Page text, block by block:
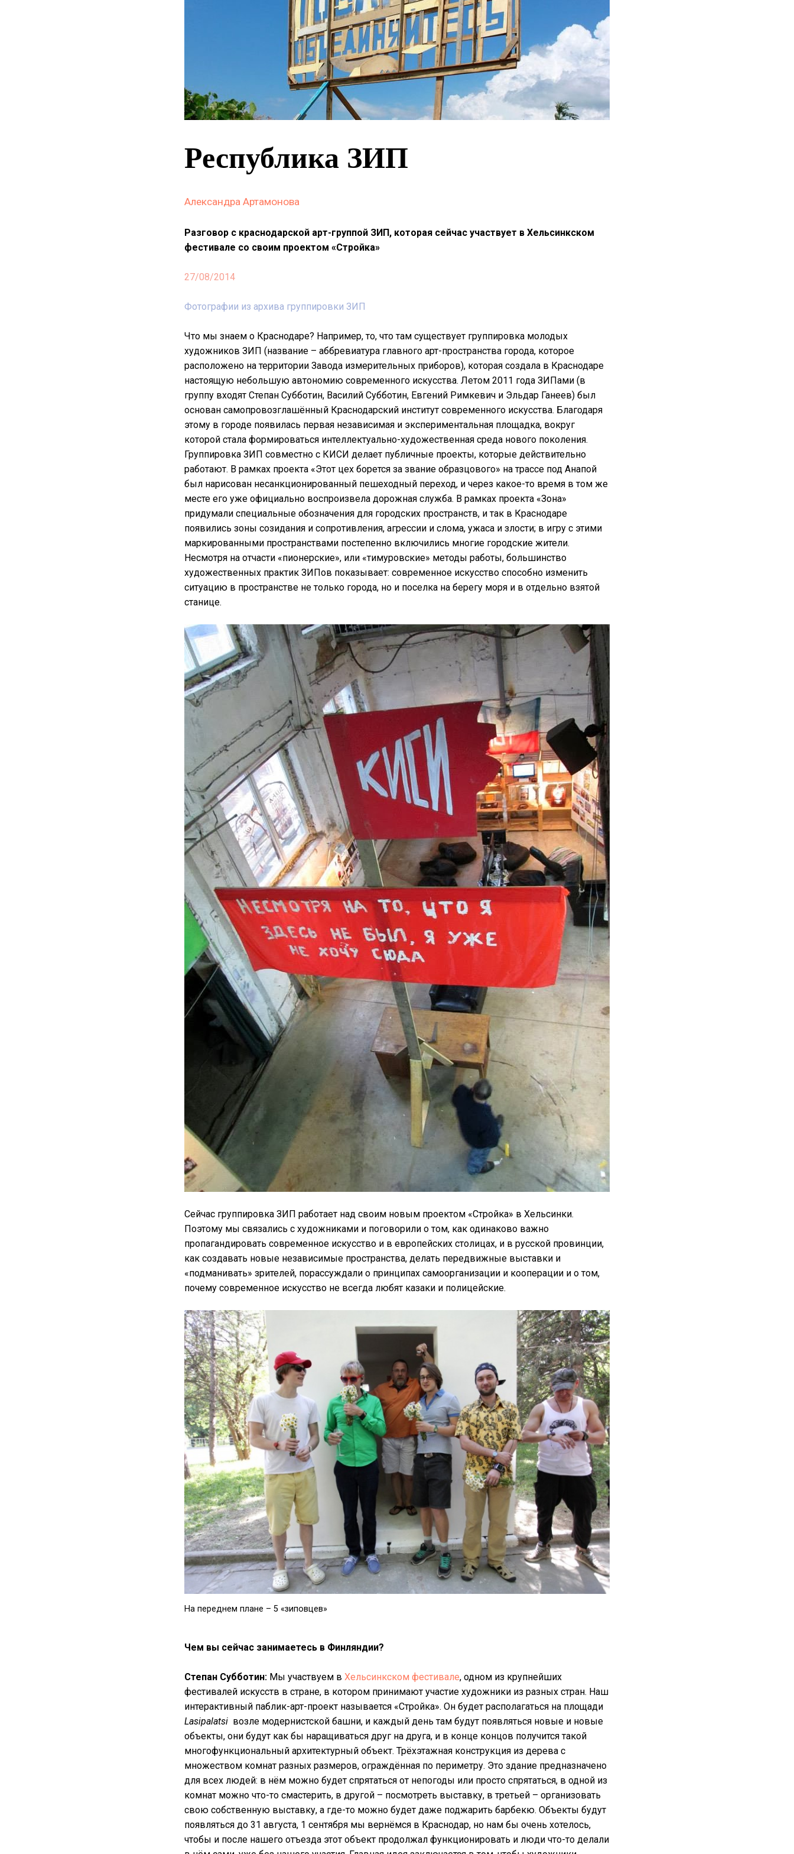
Республика ЗИП
Александра Артамонова
Разговор с краснодарской арт-группой ЗИП, которая сейчас участвует в Хельсинкском
фестивале со своим проектом «Стройка»
27/08/2014
Фотографии из архива группировки ЗИП
Что мы знаем о Краснодаре? Например, то, что там существует группировка молодых
художников ЗИП (название – аббревиатура главного арт-пространства города, которое
расположено на территории Завода измерительных приборов), которая создала в Краснодаре
настоящую небольшую автономию современного искусства. Летом 2011 года ЗИПами (в
группу входят Степан Субботин, Василий Субботин, Евгений Римкевич и Эльдар Ганеев) был
основан самопровозглашённый Краснодарский институт современного искусства. Благодаря
этому в городе появилась первая независимая и экспериментальная площадка, вокруг
которой стала формироваться интеллектуально-художественная среда нового поколения.
Группировка ЗИП совместно с КИСИ делает публичные проекты, которые действительно
работают. В рамках проекта «Этот цех борется за звание образцового» на трассе под Анапой
был нарисован несанкционированный пешеходный переход, и через какое-то время в том же
месте его уже официально воспроизвела дорожная служба. В рамках проекта «Зона»
придумали специальные обозначения для городских пространств, и так в Краснодаре
появились зоны созидания и сопротивления, агрессии и слома, ужаса и злости; в игру с этими
маркированными пространствами постепенно включились многие городские жители.
Несмотря на отчасти «пионерские», или «тимуровские» методы работы, большинство
художественных практик ЗИПов показывает: современное искусство способно изменить
ситуацию в пространстве не только города, но и поселка на берегу моря и в отдельно взятой
станице.
Сейчас группировка ЗИП работает над своим новым проектом «Стройка» в Хельсинки.
Поэтому мы связались с художниками и поговорили о том, как одинаково важно
пропагандировать современное искусство и в европейских столицах, и в русской провинции,
как создавать новые независимые пространства, делать передвижные выставки и
«подманивать» зрителей, порассуждали о принципах самоорганизации и кооперации и о том,
почему современное искусство не всегда любят казаки и полицейские.
На переднем плане – 5 «зиповцев»
Чем вы сейчас занимаетесь в Финляндии?
Степан Субботин: Мы участвуем в Хельсинкском фестивале, одном из крупнейших
фестивалей искусств в стране, в котором принимают участие художники из разных стран. Наш
интерактивный паблик-арт-проект называется «Стройка». Он будет располагаться на площади
Lasipalatsi возле модернистской башни, и каждый день там будут появляться новые и новые
объекты, они будут как бы наращиваться друг на друга, и в конце концов получится такой
многофункциональный архитектурный объект. Трёхэтажная конструкция из дерева с
множеством комнат разных размеров, ограждённая по периметру. Это здание предназначено
для всех людей: в нём можно будет спрятаться от непогоды или просто спрятаться, в одной из
комнат можно что-то смастерить, в другой – посмотреть выставку, в третьей – организовать
свою собственную выставку, а где-то можно будет даже поджарить барбекю. Объекты будут
появляться до 31 августа, 1 сентября мы вернёмся в Краснодар, но нам бы очень хотелось,
чтобы и после нашего отъезда этот объект продолжал функционировать и люди что-то делали